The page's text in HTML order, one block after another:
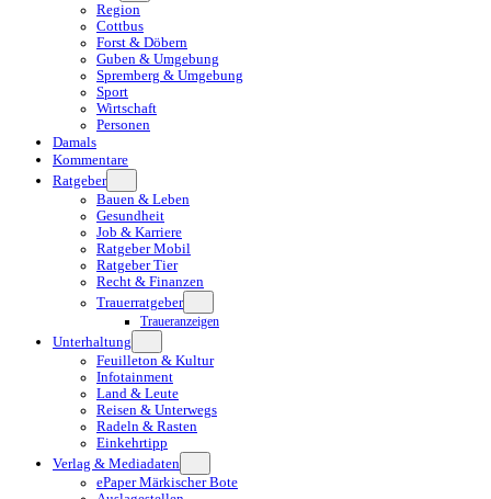
Region
Cottbus
Forst & Döbern
Guben & Umgebung
Spremberg & Umgebung
Sport
Wirtschaft
Personen
Damals
Kommentare
Ratgeber
Bauen & Leben
Gesundheit
Job & Karriere
Ratgeber Mobil
Ratgeber Tier
Recht & Finanzen
Trauerratgeber
Traueranzeigen
Unterhaltung
Feuilleton & Kultur
Infotainment
Land & Leute
Reisen & Unterwegs
Radeln & Rasten
Einkehrtipp
Verlag & Mediadaten
ePaper Märkischer Bote